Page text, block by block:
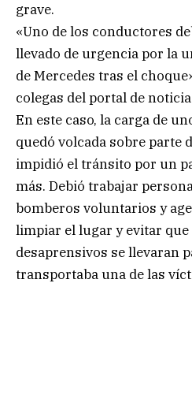
grave.
«Uno de los conductores
llevado de urgencia por la
de Mercedes tras el
colegas del portal de
En este caso, la carga de
quedó volcada sobre parte
impidió el tránsito por un
más. Debió trabajar
bomberos voluntarios y
limpiar el lugar y evitar que
desaprensivos se llevaran
transportaba una de las